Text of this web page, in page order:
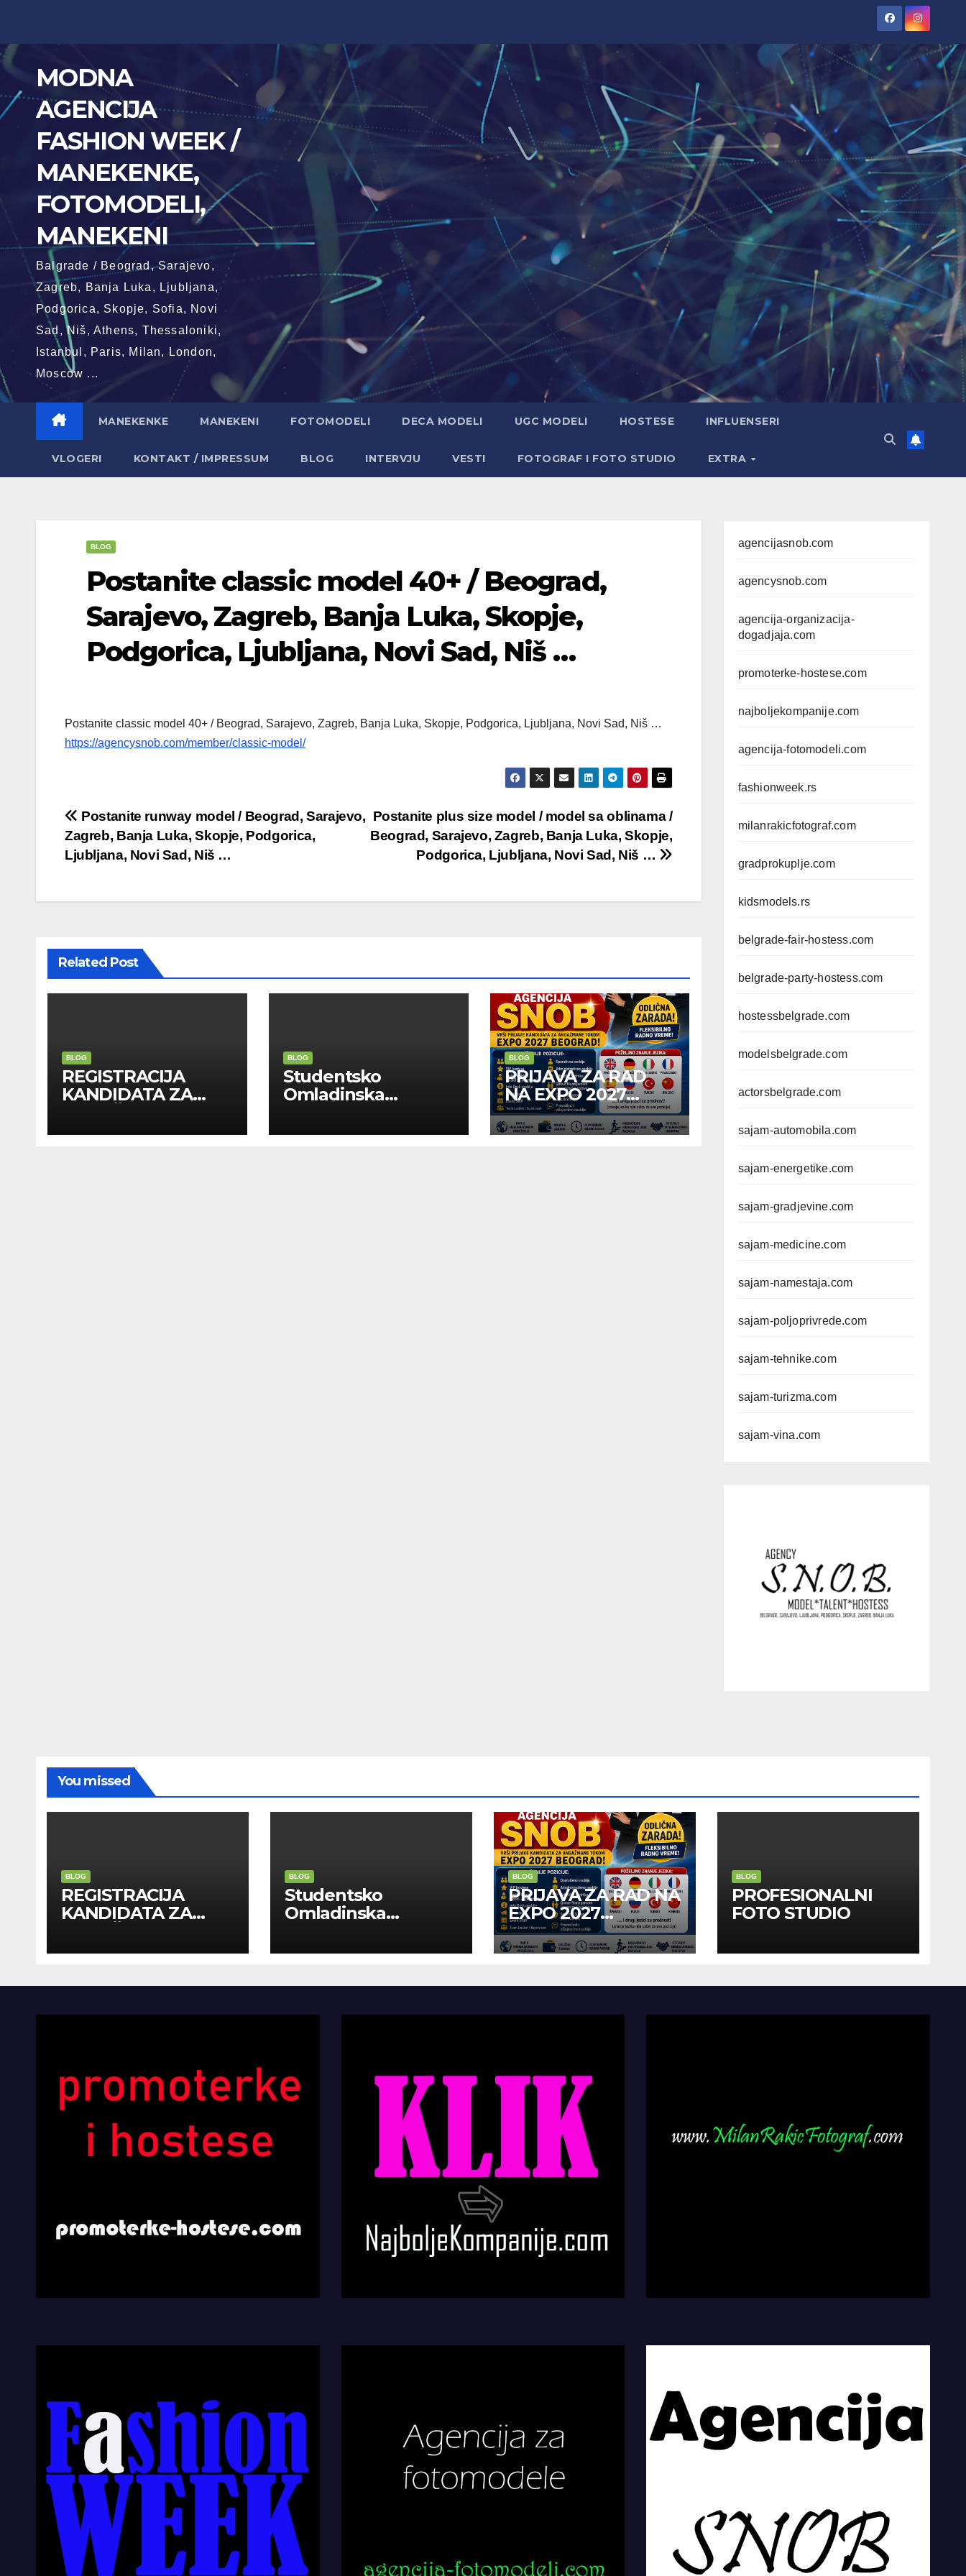
content
MODNA
AGENCIJA
FASHION WEEK /
MANEKENKE,
FOTOMODELI,
MANEKENI
Balgrade / Beograd, Sarajevo,
Zagreb, Banja Luka, Ljubljana,
Podgorica, Skopje, Sofia, Novi
Sad, Niš, Athens, Thessaloniki,
Istanbul, Paris, Milan, London,
Moscow ...
MANEKENKE MANEKENI FOTOMODELI DECA MODELI UGC MODELI HOSTESE INFLUENSERI
VLOGERI KONTAKT / IMPRESSUM BLOG INTERVJU VESTI FOTOGRAF I FOTO STUDIO EXTRA
BLOG
Postanite classic model 40+ / Beograd,
Sarajevo, Zagreb, Banja Luka, Skopje,
Podgorica, Ljubljana, Novi Sad, Niš …
Postanite classic model 40+ / Beograd, Sarajevo, Zagreb, Banja Luka, Skopje, Podgorica, Ljubljana, Novi Sad, Niš …
https://agencysnob.com/member/classic-model/
Post
navigation
Postanite plus size model / model sa oblinama /
Beograd, Sarajevo, Zagreb, Banja Luka, Skopje,
Podgorica, Ljubljana, Novi Sad, Niš …
Postanite runway model / Beograd, Sarajevo,
Zagreb, Banja Luka, Skopje, Podgorica,
Ljubljana, Novi Sad, Niš …
Related Post
BLOG
REGISTRACIJA
KANDIDATA ZA
INOSTRANIM
BLOG
Studentsko
Omladinska
Kompanije“
BLOG
PRIJAVA ZA RAD
NA EXPO 2027
BELGRADE
agencijasnob.com
agencysnob.com
agencija-organizacija-
dogadjaja.com
promoterke-hostese.com
najboljekompanije.com
agencija-fotomodeli.com
fashionweek.rs
milanrakicfotograf.com
gradprokuplje.com
kidsmodels.rs
belgrade-fair-hostess.com
belgrade-party-hostess.com
hostessbelgrade.com
modelsbelgrade.com
actorsbelgrade.com
sajam-automobila.com
sajam-energetike.com
sajam-gradjevine.com
sajam-medicine.com
sajam-namestaja.com
sajam-poljoprivrede.com
sajam-tehnike.com
sajam-turizma.com
sajam-vina.com
You missed
BLOG
REGISTRACIJA
KANDIDATA ZA
INOSTRANIM
BLOG
Studentsko
Omladinska
Kompanije“
BLOG
PRIJAVA ZA RAD NA
EXPO 2027
BELGRADE
BLOG
PROFESIONALNI
FOTO STUDIO